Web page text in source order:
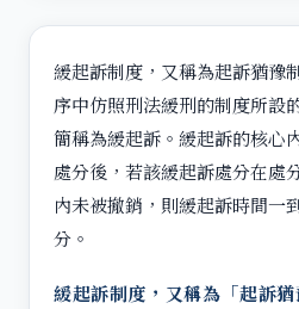
緩起訴制度，又稱為起訴猶豫
序中仿照刑法緩刑的制度所設
簡稱為緩起訴。緩起訴的核心
處分後，若該緩起訴處分在處
內未被撤銷，則緩起訴時間一
分。
緩起訴制度，又稱為「起訴